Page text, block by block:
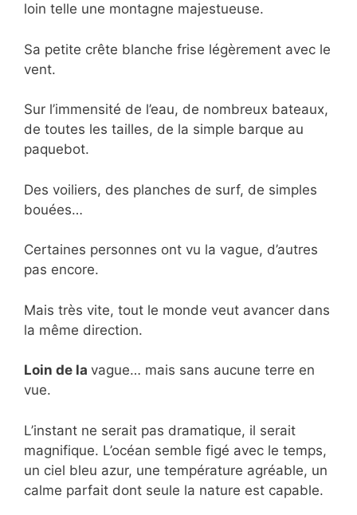
loin telle une montagne majestueuse.
Sa petite crête blanche frise légèrement avec le
vent.
Sur l’immensité de l’eau, de nombreux bateaux,
de toutes les tailles, de la simple barque au
paquebot.
Des voiliers, des planches de surf, de simples
bouées…
Certaines personnes ont vu la vague, d’autres
pas encore.
Mais très vite, tout le monde veut avancer dans
la même direction.
Loin de la vague… mais sans aucune terre en
vue.
L’instant ne serait pas dramatique, il serait
magnifique. L’océan semble figé avec le temps,
un ciel bleu azur, une température agréable, un
calme parfait dont seule la nature est capable.